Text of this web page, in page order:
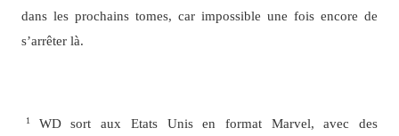
dans les prochains tomes, car impossible une fois encore de
s’arrêter là.
1 WD sort aux Etats Unis en format Marvel, avec des